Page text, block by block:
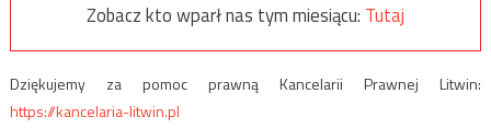
Zobacz kto wparł nas tym miesiącu: Tutaj
Dziękujemy za pomoc prawną Kancelarii Prawnej Litwin:
https://kancelaria-litwin.pl